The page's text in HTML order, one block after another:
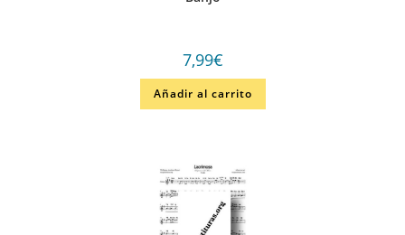
7,99€
Añadir al carrito